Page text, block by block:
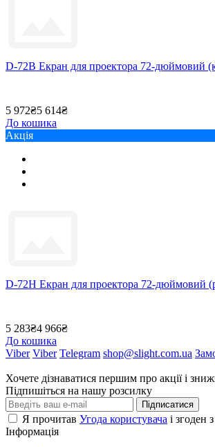
D-72B Екран для проектора 72-дюймовий
5 972₴5 614₴
До кошика
Акція
D-72H Екран для проектора 72-дюймовий
5 283₴4 966₴
До кошика
Viber Viber Telegram shop@slight.com.ua
Хочете дізнаватися першим про акції і
Підпишіться на нашу розсилку
Підписатися
Я прочитав Угода користувача і згоден
Інформація